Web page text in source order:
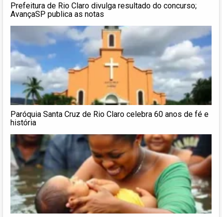
Prefeitura de Rio Claro divulga resultado do concurso;
AvançaSP publica as notas
Paróquia Santa Cruz de Rio Claro celebra 60 anos de fé e
história